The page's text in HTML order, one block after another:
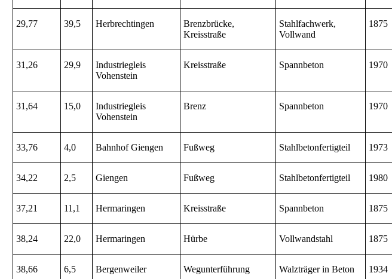
29,77 39,5 Herbrechtingen
Brenzbrücke,
Kreisstraße
Stahlfachwerk,
Vollwand
1875
31,26 29,9
Industriegleis
Vohenstein
Kreisstraße Spannbeton 1970
31,64 15,0
Industriegleis
Vohenstein
Brenz Spannbeton 1970
33,76 4,0 Bahnhof Giengen Fußweg Stahlbetonfertigteil 1973
34,22 2,5 Giengen Fußweg Stahlbetonfertigteil 1980
37,21 11,1 Hermaringen Kreisstraße Spannbeton 1875
38,24 22,0 Hermaringen Hürbe Vollwandstahl 1875
38,66 6,5 Bergenweiler Wegunterführung Walzträger in Beton 1934